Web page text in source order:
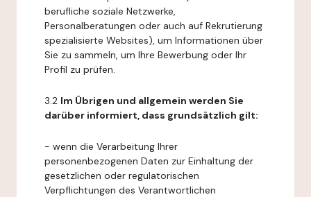
berufliche soziale Netzwerke,
Personalberatungen oder auch auf Rekrutierung
spezialisierte Websites), um Informationen über
Sie zu sammeln, um Ihre Bewerbung oder Ihr
Profil zu prüfen.
3.2 Im Übrigen und allgemein werden Sie
darüber informiert, dass grundsätzlich gilt:
- wenn die Verarbeitung Ihrer
personenbezogenen Daten zur Einhaltung der
gesetzlichen oder regulatorischen
Verpflichtungen des Verantwortlichen